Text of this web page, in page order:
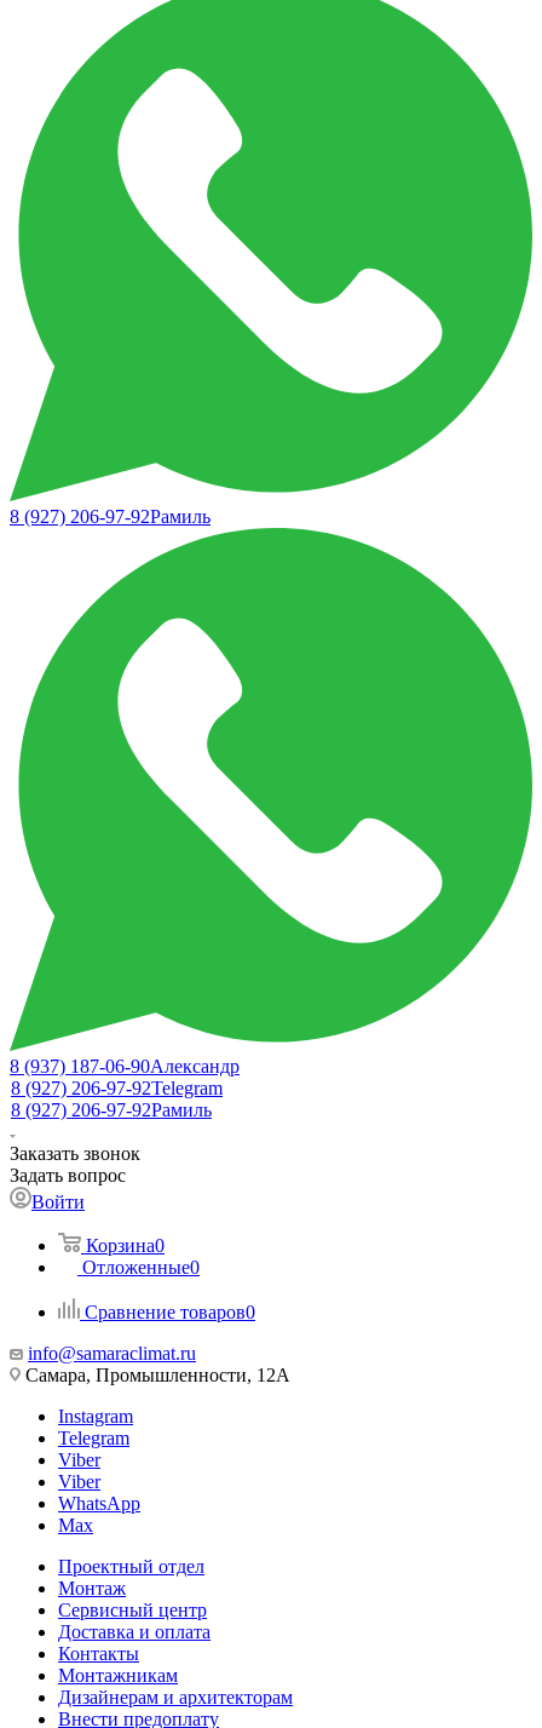
8 (927) 206-97-92Рамиль
8 (937) 187-06-90Александр
8 (927) 206-97-92Telegram
8 (927) 206-97-92Рамиль
Заказать звонок
Задать вопрос
Войти
Корзина0
Отложенные0
Сравнение товаров0
info@samaraclimat.ru
Самара, Промышленности, 12А
Instagram
Telegram
Viber
Viber
WhatsApp
Max
Проектный отдел
Монтаж
Сервисный центр
Доставка и оплата
Контакты
Монтажникам
Дизайнерам и архитекторам
Внести предоплату